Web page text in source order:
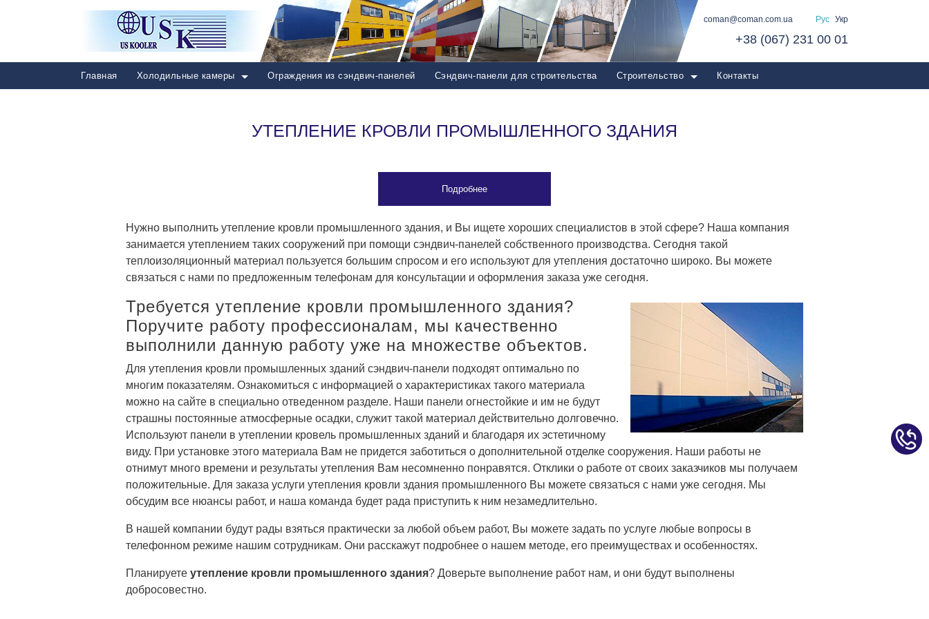
coman@coman.com.ua Рус Укр
+38 (067) 231 00 01
Главная Холодильные камеры Ограждения из сэндвич-панелей Сэндвич-панели для строительства Строительство Контакты
УТЕПЛЕНИЕ КРОВЛИ ПРОМЫШЛЕННОГО ЗДАНИЯ
Подробнее
Нужно выполнить утепление кровли промышленного здания, и Вы ищете хороших специалистов в этой сфере? Наша компания
занимается утеплением таких сооружений при помощи сэндвич-панелей собственного производства. Сегодня такой
теплоизоляционный материал пользуется большим спросом и его используют для утепления достаточно широко. Вы можете
связаться с нами по предложенным телефонам для консультации и оформления заказа уже сегодня.
Требуется утепление кровли промышленного здания?
Поручите работу профессионалам, мы качественно
выполнили данную работу уже на множестве объектов.
Для утепления кровли промышленных зданий сэндвич-панели подходят оптимально по
многим показателям. Ознакомиться с информацией о характеристиках такого материала
можно на сайте в специально отведенном разделе. Наши панели огнестойкие и им не будут
страшны постоянные атмосферные осадки, служит такой материал действительно долговечно.
Используют панели в утеплении кровель промышленных зданий и благодаря их эстетичному
виду. При установке этого материала Вам не придется заботиться о дополнительной отделке сооружения. Наши работы не
отнимут много времени и результаты утепления Вам несомненно понравятся. Отклики о работе от своих заказчиков мы получаем
положительные. Для заказа услуги утепления кровли здания промышленного Вы можете связаться с нами уже сегодня. Мы
обсудим все нюансы работ, и наша команда будет рада приступить к ним незамедлительно.
В нашей компании будут рады взяться практически за любой объем работ, Вы можете задать по услуге любые вопросы в
телефонном режиме нашим сотрудникам. Они расскажут подробнее о нашем методе, его преимуществах и особенностях.
Планируете утепление кровли промышленного здания? Доверьте выполнение работ нам, и они будут выполнены
добросовестно.